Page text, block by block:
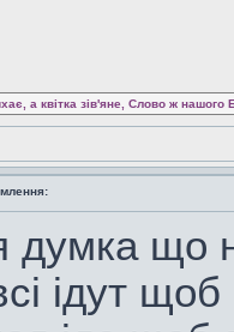
а квітка зів'яне, Слово ж нашого
думка що
ідут